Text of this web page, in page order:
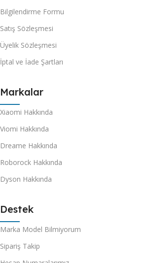
Bilgilendirme Formu
Satış Sözleşmesi
Üyelik Sözleşmesi
İptal ve İade Şartları
Markalar
Xiaomi Hakkında
Viomi Hakkında
Dreame Hakkında
Roborock Hakkında
Dyson Hakkında
Destek
Marka Model Bilmiyorum
Sipariş Takip